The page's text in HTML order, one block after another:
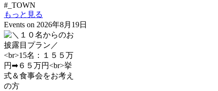
#_TOWN
もっと見る
Events on 2026年8月19日